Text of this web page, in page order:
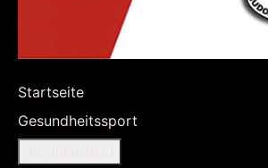
Startseite
Gesundheitssport